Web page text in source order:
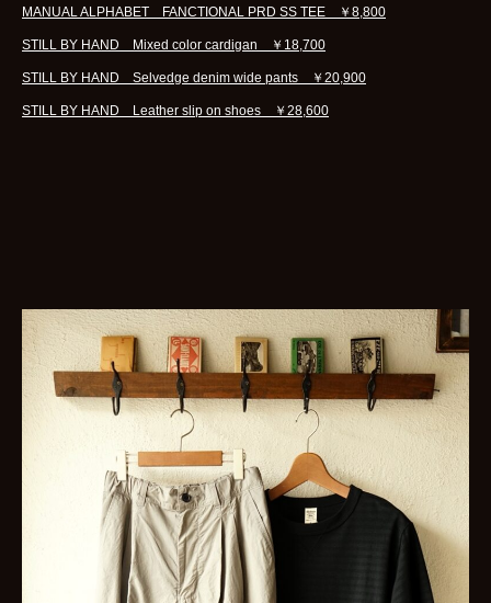
MANUAL ALPHABET FANCTIONAL PRD SS TEE ￥8,800
STILL BY HAND Mixed color cardigan ￥18,700
STILL BY HAND Selvedge denim wide pants ￥20,900
STILL BY HAND Leather slip on shoes ￥28,600